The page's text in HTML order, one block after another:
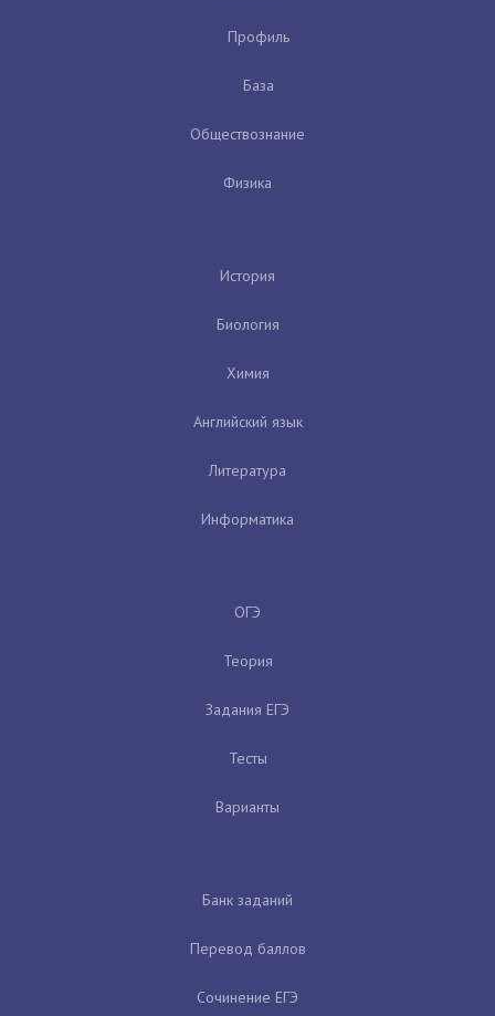
Профиль
База
Обществознание
Физика
История
Биология
Химия
Английский язык
Литература
Информатика
ОГЭ
Теория
Задания ЕГЭ
Тесты
Варианты
Банк заданий
Перевод баллов
Сочинение ЕГЭ